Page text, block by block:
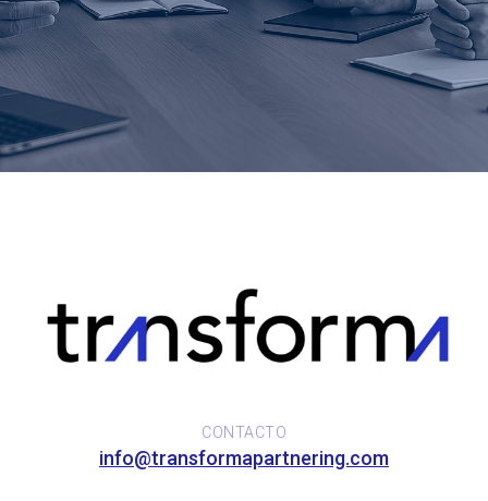
CONTACTO
info@transformapartnering.com